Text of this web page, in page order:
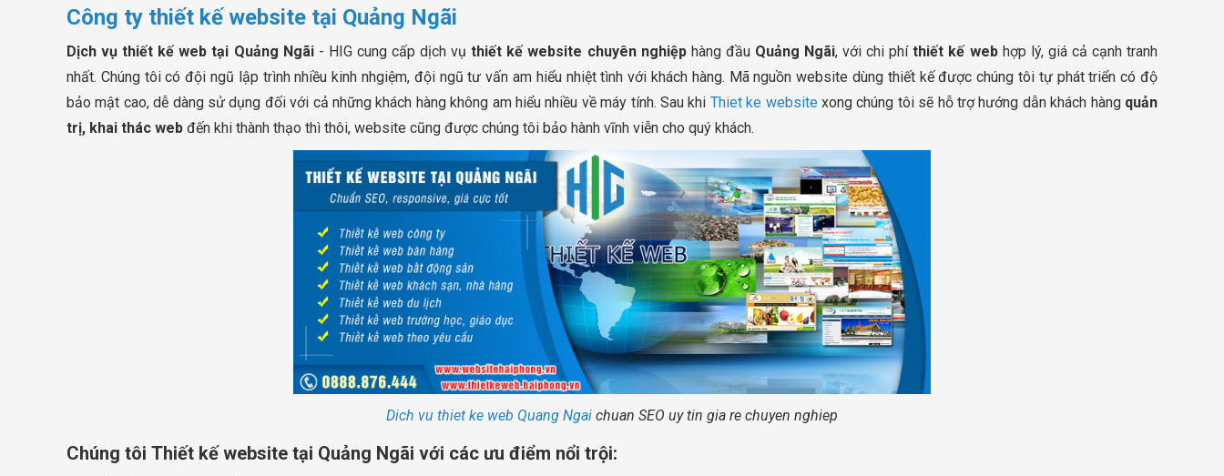
Công ty thiết kế website tại Quảng Ngãi
Dịch vụ thiết kế web tại Quảng Ngãi- HIG cung cấp dịch vụthiết kế website chuyên nghiệphàng đầu Quảng Ngãi, với chi phíthiết kế webhợp lý, giá cả cạnh tranh
nhất. Chúng tôi có đội ngũ lập trình nhiều kinh nhgiệm, đội ngũ tư vấn am hiểu nhiệt tình với khách hàng. Mã nguồn website dùng thiết kế được chúng tôi tự phát triển có độ
bảo mật cao, dễ dàng sử dụng đối với cả những khách hàng không am hiểu nhiều về máy tính. Sau khi Thiet ke website xong chúng tôi sẽ hỗ trợ hướng dẫn khách hàng quản
trị, khai thác web đến khi thành thạo thì thôi, website cũng được chúng tôi bảo hành vĩnh viễn cho quý khách.
Dich vu thiet ke web Quang Ngai chuan SEO uy tin gia re chuyen nghiep
Chúng tôi Thiết kế website tại Quảng Ngãi với các ưu điểm nổi trội: